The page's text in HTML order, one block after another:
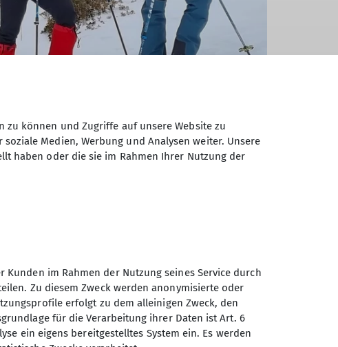
Sektion Augsburg des
Deutschen Alpenvereins e.V.
Peutingerstr. 24
zu können und Zugriffe auf unsere Website zu
Medien, Werbung und Analysen weiter. Unsere
haben oder die sie im Rahmen Ihrer Nutzung der
im Rahmen der Nutzung seines Service durch
Zu diesem Zweck werden anonymisierte oder
erfolgt zu dem alleinigen Zweck, den
für die Verarbeitung ihrer Daten ist Art. 6
ein eigens bereitgestelltes System ein. Es werden